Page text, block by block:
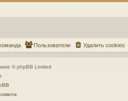
Удалить cookies
Пользователи
© phpBB Limited